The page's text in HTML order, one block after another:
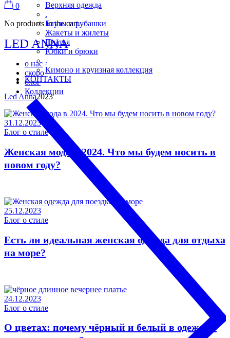
0
No products in the cart.
LED ANNA
о нас
скоро
блог
Коллекции
Верхняя одежда
.
Блузы и рубашки
Жакеты и жилеты
Платья
Юбки и брюки
.
Кимоно и круизная коллекция
КОНТАКТЫ
Led Anna2023
31.12.2023
Блог о стиле
Женская мода в 2024. Что мы будем носить в
новом году?
25.12.2023
Блог о стиле
Есть ли идеальная женская одежда для отдыха
на море?
24.12.2023
Блог о стиле
О цветах: почему чёрный и белый в одежде –